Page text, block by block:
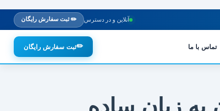
آنلاین و در دسترس ✏️ ثبت سفارش رایگان
تماس با ما ✏️ثبت سفارش رایگان